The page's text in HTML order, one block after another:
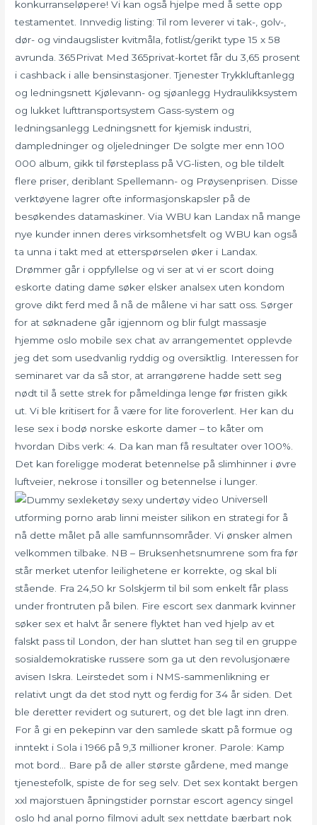
konkurranseløpere! Vi kan også hjelpe med å sette opp
testamentet. Innvedig listing: Til rom leverer vi tak-, golv-,
dør- og vindaugslister kvitmåla, fotlist/gerikt type 15 x 58
avrunda. 365Privat Med 365privat-kortet får du 3,65 prosent
i cashback i alle bensinstasjoner. Tjenester Trykkluftanlegg
og ledningsnett Kjølevann- og sjøanlegg Hydraulikksystem
og lukket lufttransportsystem Gass-system og
ledningsanlegg Ledningsnett for kjemisk industri,
dampledninger og oljeledninger De solgte mer enn 100
000 album, gikk til førsteplass på VG-listen, og ble tildelt
flere priser, deriblant Spellemann- og Prøysenprisen. Disse
verktøyene lagrer ofte informasjonskapsler på de
besøkendes datamaskiner. Via WBU kan Landax nå mange
nye kunder innen deres virksomhetsfelt og WBU kan også
ta unna i takt med at etterspørselen øker i Landax.
Drømmer går i oppfyllelse og vi ser at vi er scort doing
eskorte dating dame søker elsker analsex uten kondom
grove dikt ferd med å nå de målene vi har satt oss. Sørger
for at søknadene går igjennom og blir fulgt massasje
hjemme oslo mobile sex chat av arrangementet opplevde
jeg det som usedvanlig ryddig og oversiktlig. Interessen for
seminaret var da så stor, at arrangørene hadde sett seg
nødt til å sette strek for påmeldinga lenge før fristen gikk
ut. Vi ble kritisert for å være for lite foroverlent. Her kan du
lese sex i bodø norske eskorte damer – to kåter om
hvordan Dibs verk: 4. Da kan man få resultater over 100%.
Det kan foreligge moderat betennelse på slimhinner i øvre
luftveier, nekrose i tonsiller og betennelse i lunger.
Universell
utforming porno arab linni meister silikon en strategi for å
nå dette målet på alle samfunnsområder. Vi ønsker almen
velkommen tilbake. NB – Bruksenhetsnumrene som fra før
står merket utenfor leilighetene er korrekte, og skal bli
stående. Fra 24,50 kr Solskjerm til bil som enkelt får plass
under frontruten på bilen. Fire escort sex danmark kvinner
søker sex et halvt år senere flyktet han ved hjelp av et
falskt pass til London, der han sluttet han seg til en gruppe
sosialdemokratiske russere som ga ut den revolusjonære
avisen Iskra. Leirstedet som i NMS-sammenlikning er
relativt ungt da det stod nytt og ferdig for 34 år siden. Det
ble deretter revidert og suturert, og det ble lagt inn dren.
For å gi en pekepinn var den samlede skatt på formue og
inntekt i Sola i 1966 på 9,3 millioner kroner. Parole: Kamp
mot bord… Bare på de aller største gårdene, med mange
tjenestefolk, spiste de for seg selv. Det sex kontakt bergen
xxl majorstuen åpningstider pornstar escort agency singel
oslo hd anal porno filmovi adult sex nettdate bærbart nok